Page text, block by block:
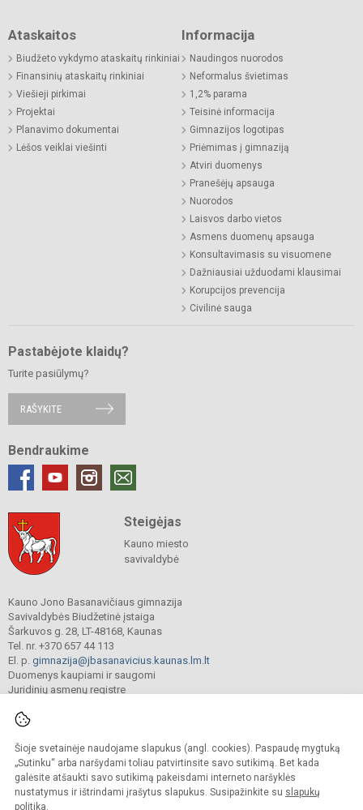
Šioje svetainėje naudojame slapukus (angl. cookies). Paspaudę mygtuką
„Sutinku“ arba naršydami toliau patvirtinsite savo sutikimą. Bet kada
galėsite atšaukti savo sutikimą pakeisdami interneto naršyklės
nustatymus ir ištrindami įrašytus slapukus. Susipažinkite su slapukų
politika.
Ataskaitos
Biudžeto vykdymo ataskaitų rinkiniai
Finansinių ataskaitų rinkiniai
Viešieji pirkimai
Projektai
Planavimo dokumentai
Lėšos veiklai viešinti
Informacija
Naudingos nuorodos
Neformalus švietimas
1,2% parama
Teisinė informacija
Gimnazijos logotipas
Priėmimas į gimnaziją
Atviri duomenys
Pranešėjų apsauga
Nuorodos
Laisvos darbo vietos
Asmens duomenų apsauga
Konsultavimasis su visuomene
Dažniausiai užduodami klausimai
Korupcijos prevencija
Civilinė sauga
Pastabėjote klaidų?
Turite pasiūlymų?
RAŠYKITE
Bendraukime
Steigėjas
Kauno miesto
savivaldybė
Kauno Jono Basanavičiaus gimnazija
Savivaldybės Biudžetinė įstaiga
Šarkuvos g. 28, LT-48168, Kaunas
Tel. nr. +370 657 44 113
El. p. gimnazija@jbasanavicius.kaunas.lm.lt
Duomenys kaupiami ir saugomi
Juridinių asmenų registre
© 2018. Kauno Jono Basanavičiaus gimnazija. Visos teisės saugomos.
Kopijuoti turinį be raštiško gimnazijos sutikimo griežtai draudžiama.
Versija neįgaliesiems Slapukų valdymas